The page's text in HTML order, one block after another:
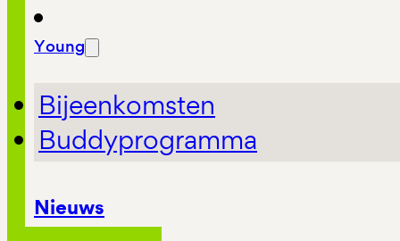
Young
Bijeenkomsten
Buddyprogramma
Nieuws